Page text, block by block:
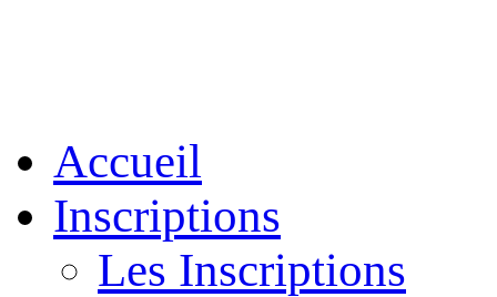
Accueil
Inscriptions
Les Inscriptions